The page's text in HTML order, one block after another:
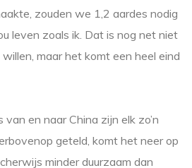
zouden we 1,2 aardes nodig
leven zoals ik. Dat is nog net niet
maar het komt een heel eind
en naar China zijn elk zo’n
geteld, komt het neer op
minder duurzaam dan